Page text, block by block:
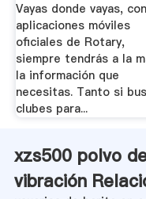
Vayas donde vayas,
aplicaciones móviles
oficiales de Rotary,
siempre tendrás a la
la información que
necesitas. Tanto si
clubes para...
xzs500 polvo
vibración